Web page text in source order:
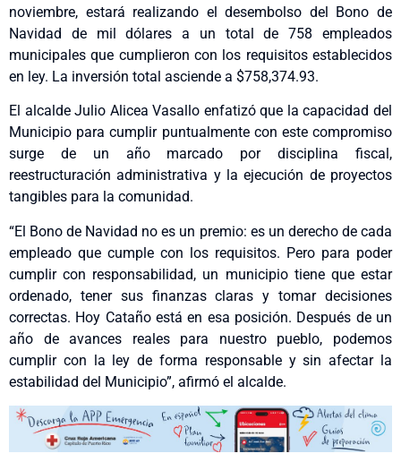
noviembre, estará realizando el desembolso del Bono de
Navidad de mil dólares a un total de 758 empleados
municipales que cumplieron con los requisitos establecidos
en ley. La inversión total asciende a $758,374.93.
El alcalde Julio Alicea Vasallo enfatizó que la capacidad del
Municipio para cumplir puntualmente con este compromiso
surge de un año marcado por disciplina fiscal,
reestructuración administrativa y la ejecución de proyectos
tangibles para la comunidad.
“El Bono de Navidad no es un premio: es un derecho de cada
empleado que cumple con los requisitos. Pero para poder
cumplir con responsabilidad, un municipio tiene que estar
ordenado, tener sus finanzas claras y tomar decisiones
correctas. Hoy Cataño está en esa posición. Después de un
año de avances reales para nuestro pueblo, podemos
cumplir con la ley de forma responsable y sin afectar la
estabilidad del Municipio”, afirmó el alcalde.